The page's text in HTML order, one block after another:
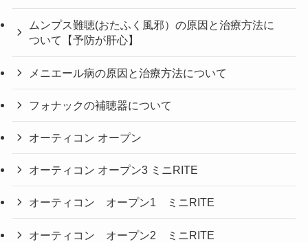
ムンプス難聴(おたふく風邪）の原因と治療方法に
ついて【予防が肝心】
メニエール病の原因と治療方法について
フォナックの補聴器について
オーティコン オープン
オーティコン オープン3 ミニRITE
オーティコン オープン1 ミニRITE
オーティコン オープン2 ミニRITE